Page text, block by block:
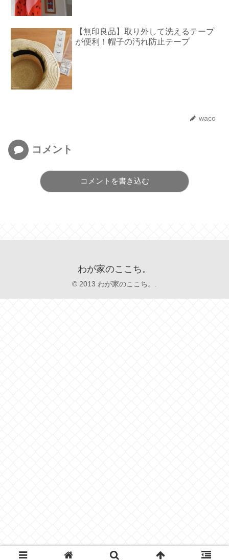
【無印良品】取り外して洗えるテープ
が便利！帽子の汚れ防止テープ
waco
コメント
コメントを書き込む
わが家のここち。
© 2013 わが家のここち。.